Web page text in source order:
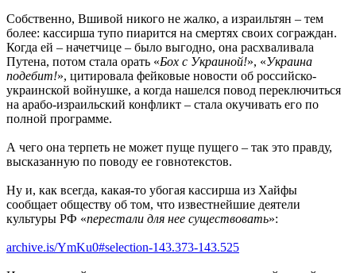
Собственно, Вшивой никого не жалко, а израильтян – тем
более: кассирша тупо пиарится на смертях своих сограждан.
Когда ей – начетчице – было выгодно, она расхваливала
Путена, потом стала орать «Бох с Украиной!», «Украина
подебит!», цитировала фейковые новости об российско-
украинской войнушке, а когда нашелся повод переключиться
на арабо-израильский конфликт – стала окучивать его по
полной программе.
А чего она терпеть не может пуще пущего – так это правду,
высказанную по поводу ее говнотекстов.
Ну и, как всегда, какая-то убогая кассирша из Хайфы
сообщает обществу об том, что известнейшие деятели
культуры РФ «перестали для нее существовать»:
archive.is/YmKu0#selection-143.373-143.525